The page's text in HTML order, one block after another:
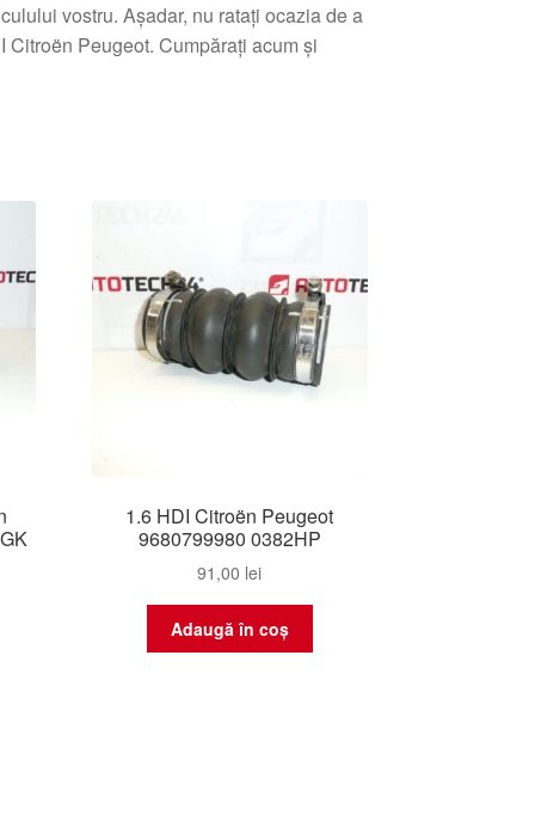
vostru. Așadar, nu ratați ocazia de a
Peugeot. Cumpărați acum și
1.6 HDI Citroën Peugeot
9680799980 0382HP
91,00 lei
Adaugă în coș